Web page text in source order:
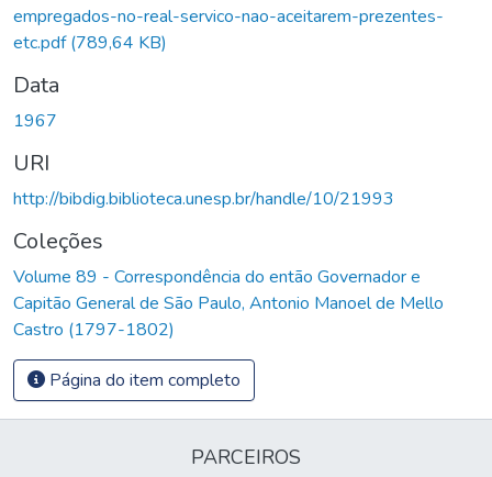
empregados-no-real-servico-nao-aceitarem-prezentes-
etc.pdf(789,64 KB)
Data
1967
URI
http://bibdig.biblioteca.unesp.br/handle/10/21993
Coleções
Volume 89 - Correspondência do então Governador e
Capitão General de São Paulo, Antonio Manoel de Mello
Castro (1797-1802)
Página do item completo
PARCEIROS